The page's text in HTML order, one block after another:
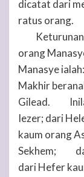
dicatat dari
ratus orang.
orang
Manasye
Makhir
Gilead.
Iezer; dari
kaum orang
Sekhem;
dari Hefer